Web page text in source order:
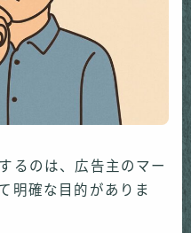
るのは、広告主のマー
明確な目的がありま